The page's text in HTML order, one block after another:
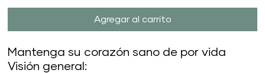
Agregar al carrito
Mantenga su corazón sano de por vida
Visión general: